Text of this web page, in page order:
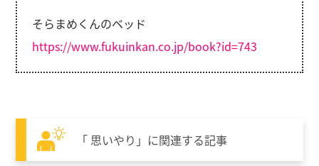
そらまめくんのベッド
https://www.fukuinkan.co.jp/book?id=743
「 思いやり」に関連する記事